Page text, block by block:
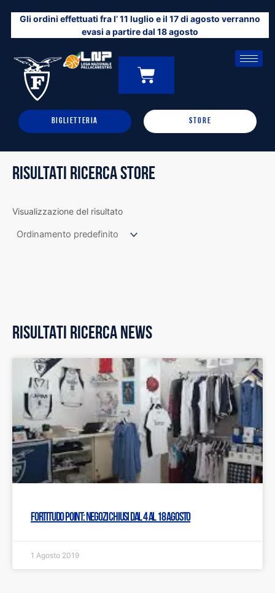
contenuto
Gli ordini effettuati fra l’ 11 luglio e il 17 di agosto verranno
evasi a partire dal 18 agosto
0
CARRELLO
BIGLIETTERIA STORE
RISULTATI RICERCA STORE
Visualizzazione del risultato
RISULTATI RICERCA NEWS
Fortitudo Point: Negozi chiusi dal 4 al 18 agosto
1 Agosto 2019